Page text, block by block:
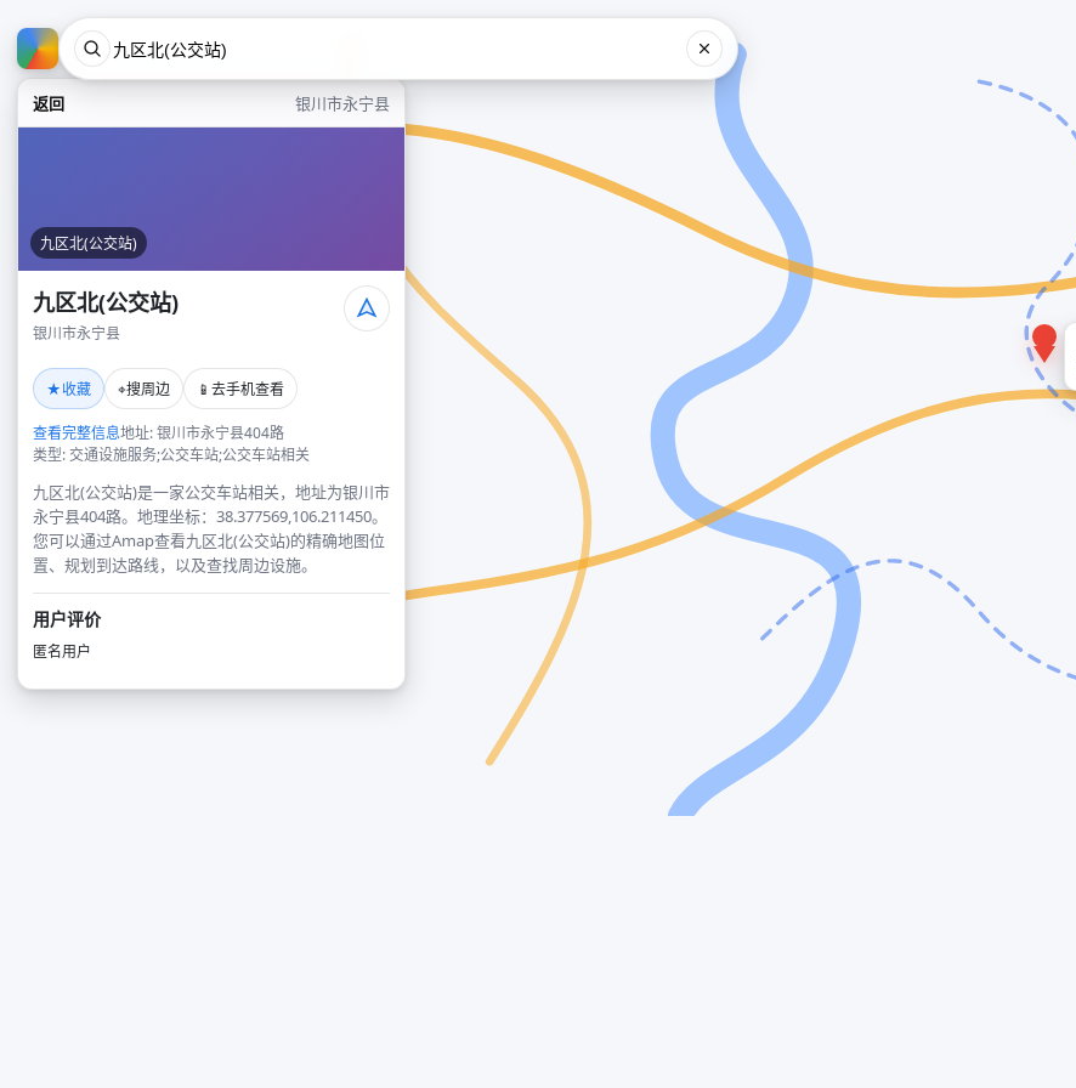
返回 银川市永宁县
九区北(公交站)
九区北(公交站)
银川市永宁县
★收藏 ⌖搜周边 📱 去手机查看
查看完整信息地址: 银川市永宁县404路
类型: 交通设施服务;公交车站;公交车站相关
九区北(公交站)是一家公交车站相关，地址为银川市
永宁县404路。地理坐标：38.377569,106.211450。
您可以通过Amap查看九区北(公交站)的精确地图位
置、规划到达路线，以及查找周边设施。
用户评价
匿名用户